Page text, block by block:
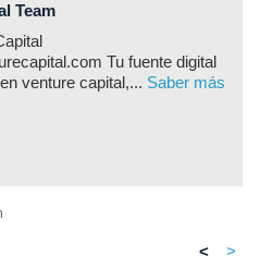
Team
Tu fuente digital
venture capital,... Saber más
< >